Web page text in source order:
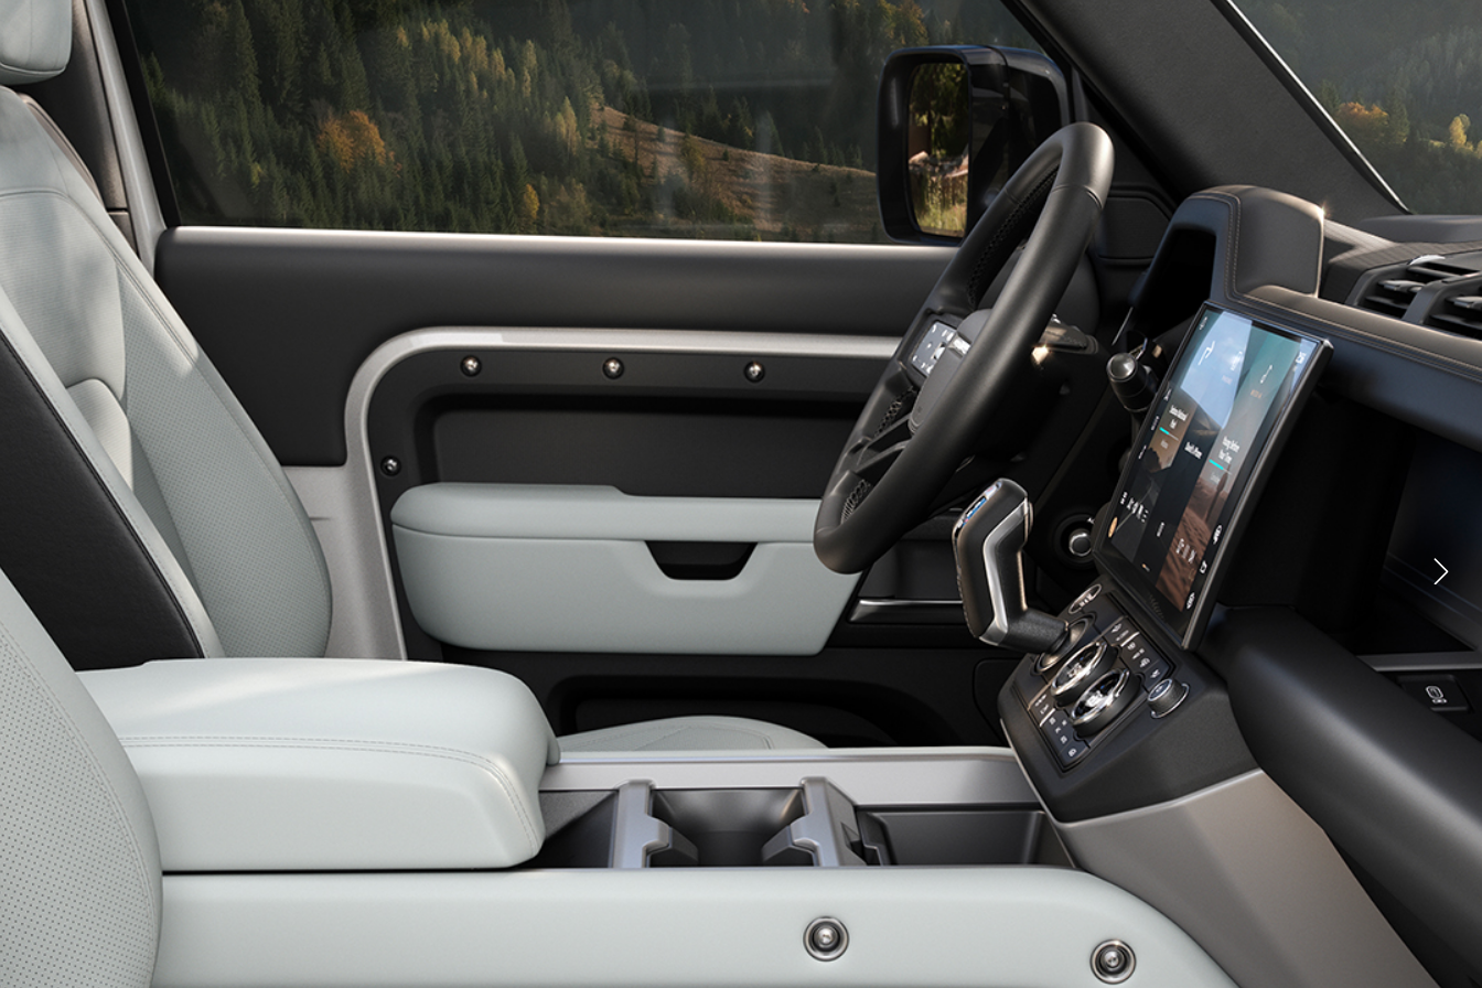
ديسكڤري سبورت
ديفيندر 90
عمليات السيارات الخاصة
سياراتنا
سيارة دفع رباعي بسبعة
مقاعد
القطر
ديفيندر عروض السيارات المستعملة
ديفيندر عروض المالكين
ديفيندر شكيلة منتجات
ديسكڤري عروض السيارات الجديدة
ديسكڤري عروض السيارات المستعملة
ديسكڤري عروض المالكين
ديسكڤري شكيلة منتجات
رينج روڤر الخدمات المالية
ديفيندر الخدمات المالية
ديسكڤري الخدمات المالية
الاستكشاف
تسوق عبر الإنترنت
احجز تجربة قيادة
طلب معاودة الاتصال
كيف تشتري عبر الإنترنت
الكتيبات
سيارات الدفع الرباعي الهجينة أو ذات محركات البنزين أو محركات الديزل
الجديدة؟
ابق على اطلاع
الأسطول والأعمال
نظرة عامة
نهجنا
مجموعة سياراتنا
اتصل بنا
التسوق عبر الإنترنت
رينج روڤر السيارات الجديدة
ديفيندر السيارات الجديدة
ديسكڤر يالسيارات الجديدة
ابق على اطلاع
تشكيلة منتجات لاند روڤر
احجز موعد صيانة
خدمات الصيانة الدورية
صيانة متميزة
الضمان والضمان الممتد
حلول متكاملة للتنقل
خدمات التنقل
خدمة أسهل
نظرة عامة
نظام المعلومات والترفيه
تطبيق التحكم عن بعد بالسيارة
التجارب
نظرة عامة
تجارب القيادة
مغامرات السفر
جولات المصنع
ابحث عن مركز تجربة
فيسبوك
تويتر